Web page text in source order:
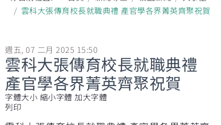
雲科大張傳育校長就職典禮 產官學各界菁英齊聚祝賀
週五, 07 二月 2025 15:50
雲科大張傳育校長就職典禮
產官學各界菁英齊聚祝賀
字體大小 縮小字體 加大字體
列印